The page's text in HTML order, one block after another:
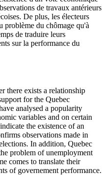
de travaux antérieurs
De plus, les électeurs
problème du chômage qu'à
de traduire leurs
sur la performance du
there exists a relationship
for the Quebec
analysed a popularity
variables and on certain
the existence of an
observations made in
In addition, Quebec
problem of unemployment
comes to translate their
of governement performance.